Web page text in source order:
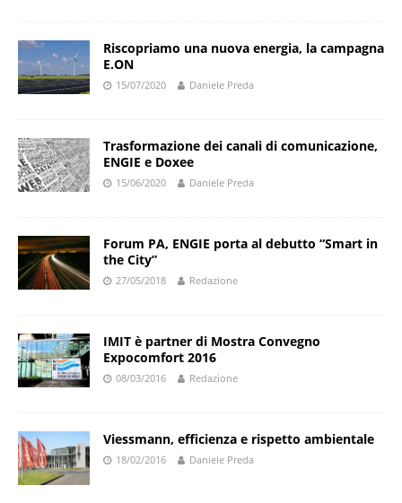
Riscopriamo una nuova energia, la campagna
E.ON
15/07/2020 Daniele Preda
Trasformazione dei canali di comunicazione,
ENGIE e Doxee
15/06/2020 Daniele Preda
Forum PA, ENGIE porta al debutto “Smart in
the City”
27/05/2018 Redazione
IMIT è partner di Mostra Convegno
Expocomfort 2016
08/03/2016 Redazione
Viessmann, efficienza e rispetto ambientale
18/02/2016 Daniele Preda